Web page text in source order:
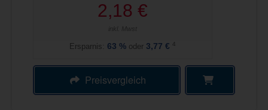
2,18 €
inkl. Mwst
Ersparnis: 63 % oder 3,77 € 4
Preisvergleich